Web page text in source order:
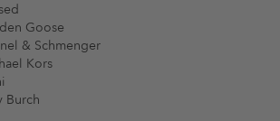
Goose
& Schmenger
Kors
Burch